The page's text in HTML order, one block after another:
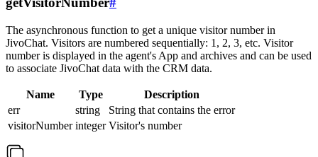
The asynchronous function to get a unique visitor number in
JivoChat. Visitors are numbered sequentially: 1, 2, 3, etc. Visitor
number is displayed in the agent's App and archives and can be used
to associate JivoChat data with the CRM data.
Name Type
Description
err
string
String that contains the error
visitorNumber integer Visitor's number